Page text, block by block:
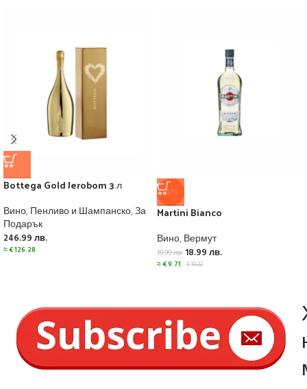
Bottega Gold Jerobom 3 л
Вино,Пенливо и Шампанско,За
Подарък
246.99 лв.
≈€126.28
-5%
Martini Bianco
Вино,Вермут
19.99лв. 18.99 лв.
≈€9.71 €10.22